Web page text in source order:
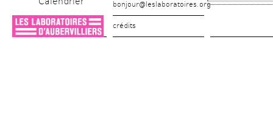
bonjour@leslaboratoires.org
crédits